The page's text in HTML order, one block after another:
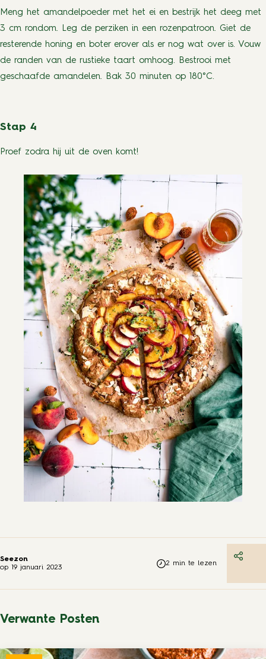
Meng het amandelpoeder met het ei en bestrijk het deeg met
3 cm rondom. Leg de perziken in een rozenpatroon. Giet de
resterende honing en boter erover als er nog wat over is. Vouw
de randen van de rustieke taart omhoog. Bestrooi met
geschaafde amandelen. Bak 30 minuten op 180°C.
Stap 4
Proef zodra hij uit de oven komt!
Seezon
op 19 januari 2023
2 min te lezen
Verwante Posten